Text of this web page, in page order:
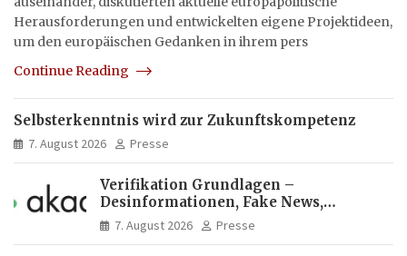
Herausforderungen und entwickelten eigene Projektideen,
um den europäischen Gedanken in ihrem pers
Continue Reading
Selbsterkenntnis wird zur Zukunftskompetenz
7. August 2026 Presse
Verifikation Grundlagen –
Desinformationen, Fake News,
manipulierte Inhalte | dpa-Akademie
7. August 2026 Presse